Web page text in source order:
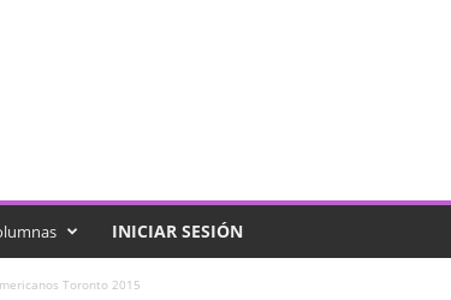
INICIAR SESIÓN
Toronto 2015